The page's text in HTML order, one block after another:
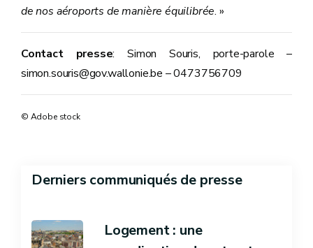
de nos aéroports de manière équilibrée. »
Contact presse: Simon Souris, porte-parole –
simon.souris@gov.wallonie.be – 0473756709
© Adobe stock
Derniers communiqués de presse
Logement : une